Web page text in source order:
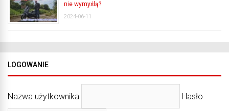
nie wymyślą?
2024-06-11
LOGOWANIE
Nazwa użytkownika Hasło